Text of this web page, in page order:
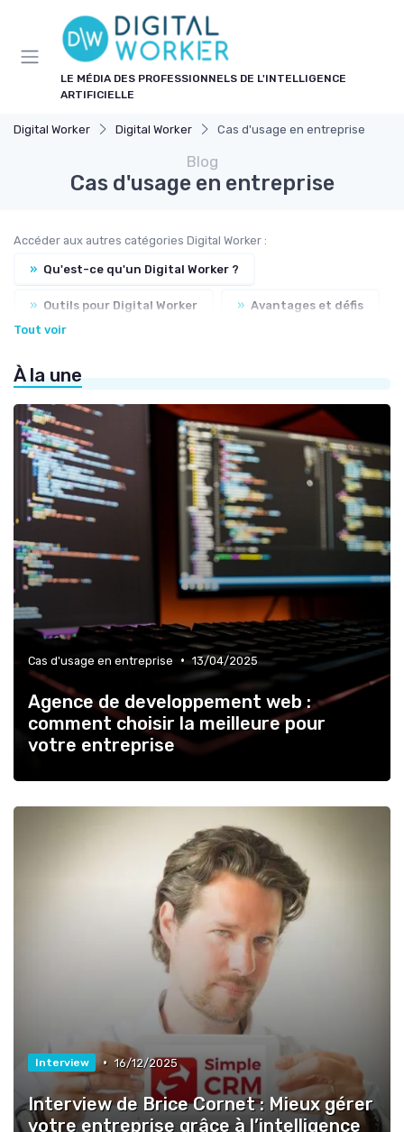
LE MÉDIA DES PROFESSIONNELS DE L'INTELLIGENCE
ARTIFICIELLE
Digital Worker Digital Worker Cas d'usage en entreprise
Blog
Cas d'usage en entreprise
Accéder aux autres catégories Digital Worker :
» Qu'est-ce qu'un Digital Worker ?
» Outils pour Digital Worker » Avantages et défis
Tout voir
À la une
Cas d'usage en entreprise • 13/04/2025
Agence de developpement web :
comment choisir la meilleure pour
votre entreprise
Interview • 16/12/2025
Interview de Brice Cornet : Mieux gérer
votre entreprise grâce à l’intelligence